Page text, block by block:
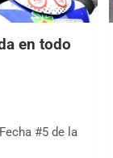
en todo
#5 de la